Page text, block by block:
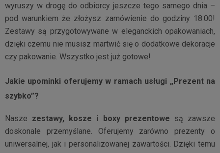
wyruszy w drogę do odbiorcy jeszcze tego samego dnia –
pod warunkiem że złożysz zamówienie do godziny 18:00!
Zestawy są przygotowywane w eleganckich opakowaniach,
dzięki czemu nie musisz martwić się o dodatkowe dekoracje
czy pakowanie. Wszystko jest już gotowe!
Jakie upominki oferujemy w ramach usługi „Prezent na
szybko”?
Nasze zestawy, kosze i boxy prezentowe są zawsze
doskonale przemyślane. Oferujemy zarówno prezenty o
uniwersalnej, jak i personalizowanej zawartości. Dzięki temu